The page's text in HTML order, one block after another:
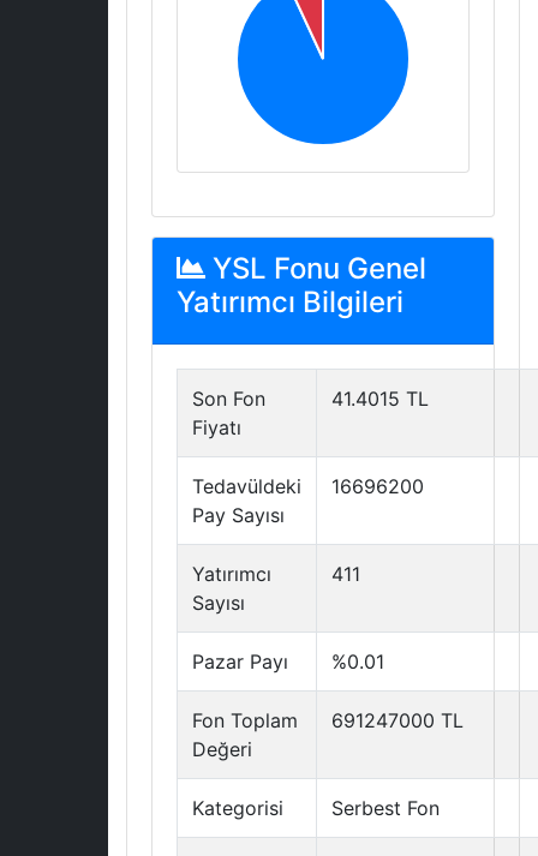
YSL Fonu Genel
Yatırımcı Bilgileri
Son Fon
Fiyatı
41.4015 TL
Tedavüldeki
Pay Sayısı
16696200
Yatırımcı
Sayısı
411
Pazar Payı %0.01
Fon Toplam
Değeri
691247000 TL
Kategorisi Serbest Fon